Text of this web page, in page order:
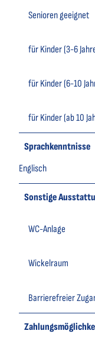
Senioren geeignet
für Kinder (3-6
für Kinder (6-10
für Kinder (ab 10
Sprachkenntnisse
Englisch
Sonstige
WC-Anlage
Wickelraum
Barrierefreier